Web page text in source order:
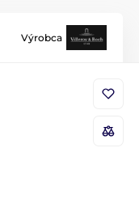
Výrobca